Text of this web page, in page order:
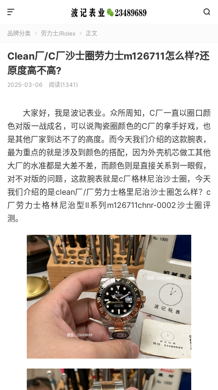


品牌分类  劳力士/Rolex  正文
Clean厂/C厂沙士圈劳力士m126711怎么样?还
原度高不高?
2025-03-06 阅读(1341)
大家好，我是波记表业。众所周知，C厂一直以圈口颜
色对版一战成名，可以说陶瓷圈颜色的C厂的拿手好戏，也
是其他厂家到达不了的高度。而今天我们介绍的这款腕表，
最为重点的就是涉及到颜色的搭配，因为外壳机芯做工其他
大厂的水准都是大差不差，而颜色则是直接关系到一眼假，
对不对版的问题，这款腕表就是c厂格林尼治沙士圈，今天
我们介绍的是clean厂/厂劳力士格里尼治沙士圈怎么样？c
厂劳力士格林尼治型II系列m126711chnr-0002沙士圈评
测。